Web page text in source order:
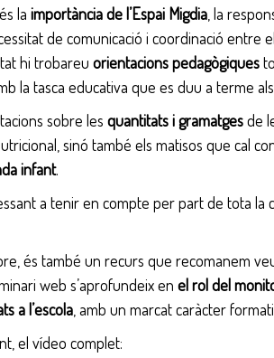
la importància de l’Espai Migdia , la
de comunicació i coordinació entre
hi trobareu orientacions pedagògiques
la tasca educativa que es duu a terme
sobre les quantitats i gramatgesde
sinó també els matisos que cal
infant.
a tenir en compte per part de tota la
és també un recurs que recomanem
web s’aprofundeix en el rol del
a l’escola , amb un marcat caràcter
el vídeo complet: